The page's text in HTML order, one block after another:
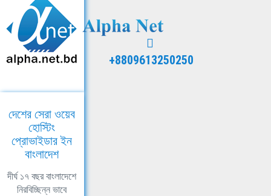
+8809613250250
দেশের সেরা ওয়েব
হোস্টিং
প্রোভাইডার ইন
বাংলাদেশ
দীর্ঘ ১৭ বছর বাংলাদেশে
নিরবিচ্ছিন্ন ভাবে